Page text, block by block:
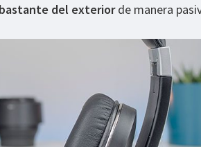
del exteriorde manera